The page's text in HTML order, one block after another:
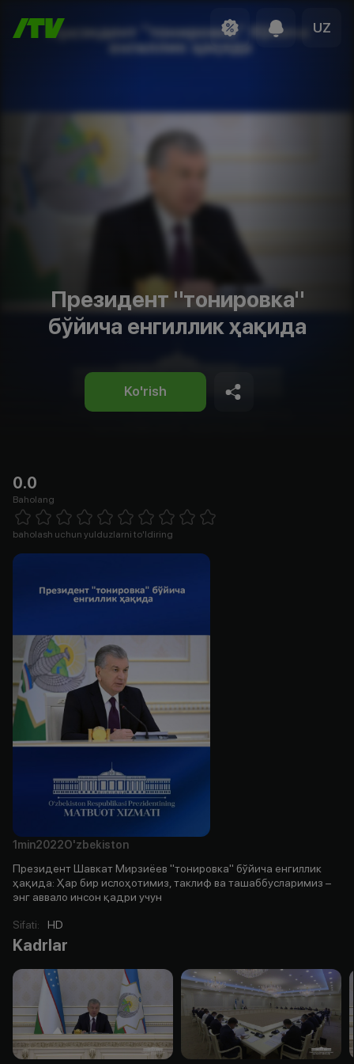
UZ
Президент "тонировка"
бўйича енгиллик ҳақида
Ko'rish
0.0
Baholang
1 Star 2 Stars 3 Stars 4 Stars5 Stars 6 Stars7 Stars8 Stars
baholash uchun yulduzlarni to'ldiring
1min2022O'zbekiston
Президент Шавкат Мирзиёев "тонировка" бўйича енгиллик
ҳақида: Ҳар бир ислоҳотимиз, таклиф ва ташаббусларимиз –
энг аввало инсон қадри учун
Sifati: HD
Kadrlar